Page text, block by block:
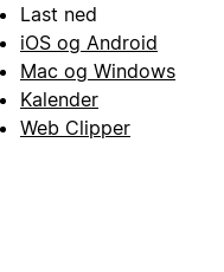
Last ned
iOS og Android
Mac og Windows
Kalender
Web Clipper